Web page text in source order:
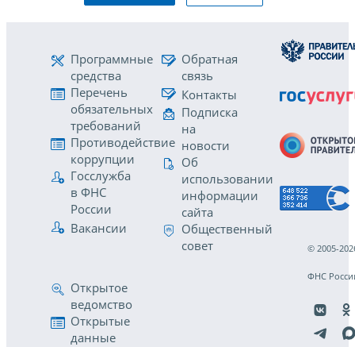
Программные
средства
Перечень
обязательных
требований
Противодействие
коррупции
Госслужба
в ФНС
России
Вакансии
Обратная
связь
Контакты
Подписка
на
новости
Об
использовании
информации
сайта
Общественный
совет
Открытое
ведомство
Открытые
данные
© 2005-
ФНС